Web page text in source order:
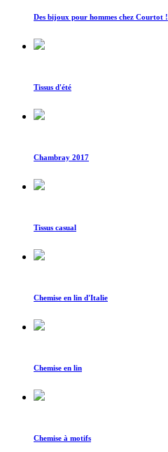
Des bijoux pour hommes chez Courtot !
Tissus d'été
Chambray 2017
Tissus casual
Chemise en lin d'Italie
Chemise en lin
Chemise à motifs